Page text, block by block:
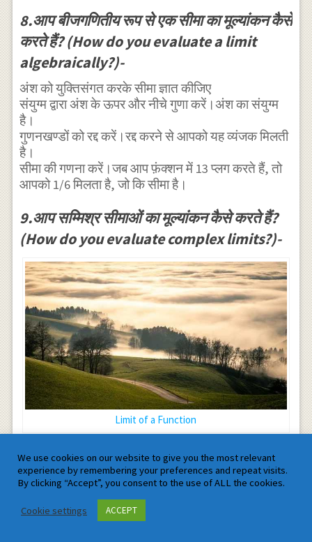
8.आप बीजगणितीय रूप से एक सीमा का मूल्यांकन कैसे
करते हैं? (How do you evaluate a limit
algebraically?)-
अंश को युक्तिसंगत करके सीमा ज्ञात कीजिए
संयुग्म द्वारा अंश के ऊपर और नीचे गुणा करें।अंश का संयुग्म
है।
गुणनखण्डों को रद्द करें।रद्द करने से आपको यह व्यंजक मिलती
है।
सीमा की गणना करें।जब आप फ़ंक्शन में 13 प्लग करते हैं, तो
आपको 1/6 मिलता है, जो कि सीमा है।
9.आप सम्मिश्र सीमाओं का मूल्यांकन कैसे करते हैं?
(How do you evaluate complex limits?)-
Limit of a Function
अवकलज खोजने के लिए इसका उपयोग करने में सक्षम होंगे,
जिसे हम एक वास्तविक संख्याओं के फलनों के लिए परिचित हैं।
10.अनंत की सीमा कैसे हल करें? (How to solve
We use cookies on our website to give you the most relevant
experience by remembering your preferences and repeat visits.
By clicking “Accept”, you consent to the use of ALL the cookies.
Cookie settings ACCEPT